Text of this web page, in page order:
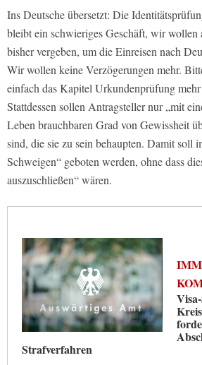
Ins Deutsche übersetzt: Die
bleibt ein schwieriges Geschäft, wir wollen
bisher vergeben, um die Einreisen nach
Wir wollen keine Verzögerungen mehr.
einfach das Kapitel Urkundenprüfung
Stattdessen sollen Antragsteller nur „mit
Leben brauchbaren Grad von Gewissheit
sind, die sie zu sein behaupten. Damit soll
Schweigen“ geboten werden, ohne dass
auszuschließen“ wären.
Strafverfahren